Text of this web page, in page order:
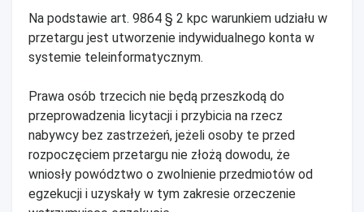
Na podstawie art. 9864 § 2 kpc warunkiem udziału w
przetargu jest utworzenie indywidualnego konta w
systemie teleinformatycznym.
Prawa osób trzecich nie będą przeszkodą do
przeprowadzenia licytacji i przybicia na rzecz
nabywcy bez zastrzeżeń, jeżeli osoby te przed
rozpoczęciem przetargu nie złożą dowodu, że
wniosły powództwo o zwolnienie przedmiotów od
egzekucji i uzyskały w tym zakresie orzeczenie